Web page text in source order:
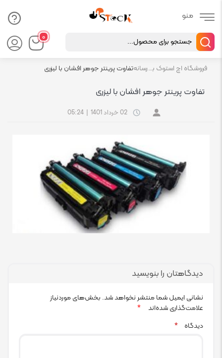
۰
Products
search
فروشگاه اچ استوک بازار انلاین تجهیزات کامپیوتر استوکرسانهتفاوت پرینتر جوهر افشان با لیزری
تفاوت پرینتر جوهر افشان با لیزری
02 خرداد 1401 05:24
دیدگاهتان را بنویسید
نشانی ایمیل شما منتشر نخواهد شد. بخش‌های موردنیاز
علامت‌گذاری شده‌اند
*
دیدگاه
*